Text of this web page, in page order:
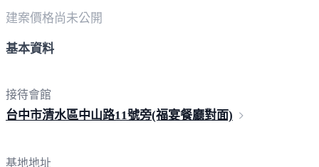
建案價格尚未公開
基本資料
接待會館
台中市清水區中山路11號旁(福宴餐廳對面)
基地地址